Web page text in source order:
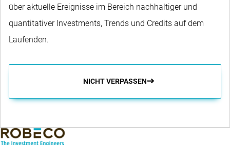
über aktuelle Ereignisse im Bereich nachhaltiger und
quantitativer Investments, Trends und Credits auf dem
Laufenden.
NICHT VERPASSEN